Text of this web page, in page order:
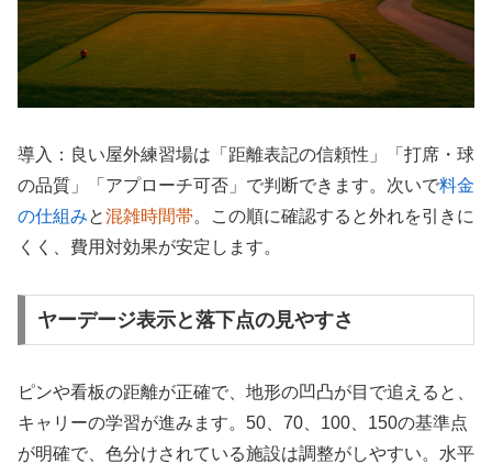
導入：良い屋外練習場は「距離表記の信頼性」「打席・球
の品質」「アプローチ可否」で判断できます。次いで料金
の仕組みと混雑時間帯。この順に確認すると外れを引きに
くく、費用対効果が安定します。
ヤーデージ表示と落下点の見やすさ
ピンや看板の距離が正確で、地形の凹凸が目で追えると、
キャリーの学習が進みます。50、70、100、150の基準点
が明確で、色分けされている施設は調整がしやすい。水平